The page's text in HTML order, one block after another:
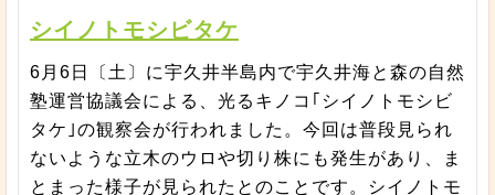
シイノトモシビタケ
6月6日〔土〕に宇久井半島内で宇久井海と森の自然
塾運営協議会による、光るキノコ｢シイノトモシビ
タケ｣の観察会が行われました。今回は普段見られ
ないような立木のウロや切り株にも発生があり、ま
とまった様子が見られたとのことです。シイノトモ